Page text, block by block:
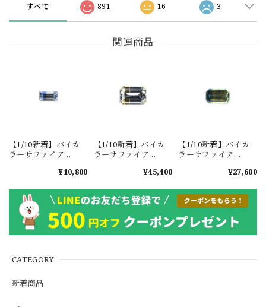
CATEGORY
新着商品
すべて 891 16 3
関連商品
【1/10新着】バイカ
ラーサファイア
¥10,800
【1/10新着】バイカ
ラーサファイア
¥45,400
【1/10新着】バイカ
ラーサファイア
¥27,600